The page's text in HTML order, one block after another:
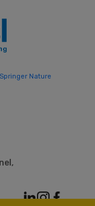
Springer Nature